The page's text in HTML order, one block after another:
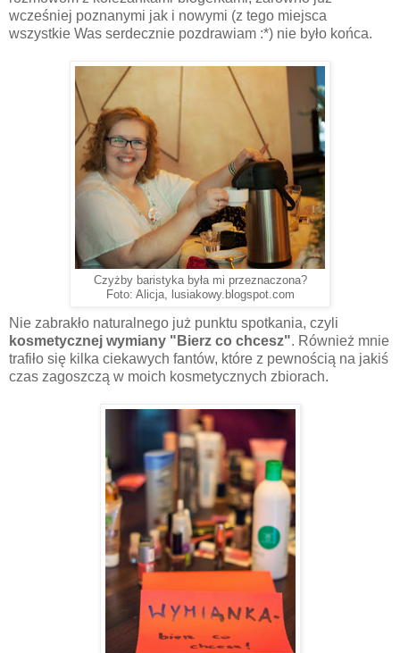
wcześniej poznanymi jak i nowymi (z tego miejsca
wszystkie Was serdecznie pozdrawiam :*) nie było końca.
Czyżby baristyka była mi przeznaczona?
Foto: Alicja, lusiakowy.blogspot.com
Nie zabrakło naturalnego już punktu spotkania, czyli
kosmetycznej wymiany "Bierz co chcesz". Również mnie
trafiło się kilka ciekawych fantów, które z pewnością na jakiś
czas zagoszczą w moich kosmetycznych zbiorach.